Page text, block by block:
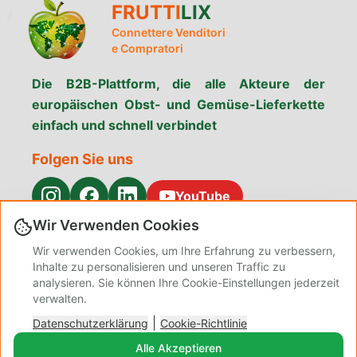
FRUTTILIX
Connettere Venditori
e Compratori
Die B2B-Plattform, die alle Akteure der
europäischen Obst- und Gemüse-Lieferkette
einfach und schnell verbindet
Folgen Sie uns
YouTube
Menü
Produkte
suchen
Warum Fruttilix Dienstleistungen
Kontakt Datenschutz
Über uns
Geschäftsbedingungen
Richtlinie
Wir Verwenden Cookies
Wir verwenden Cookies, um Ihre Erfahrung zu verbessern,
Inhalte zu personalisieren und unseren Traffic zu
analysieren. Sie können Ihre Cookie-Einstellungen jederzeit
verwalten.
Datenschutzerklärung
Cookie-Richtlinie
Alle Akzeptieren